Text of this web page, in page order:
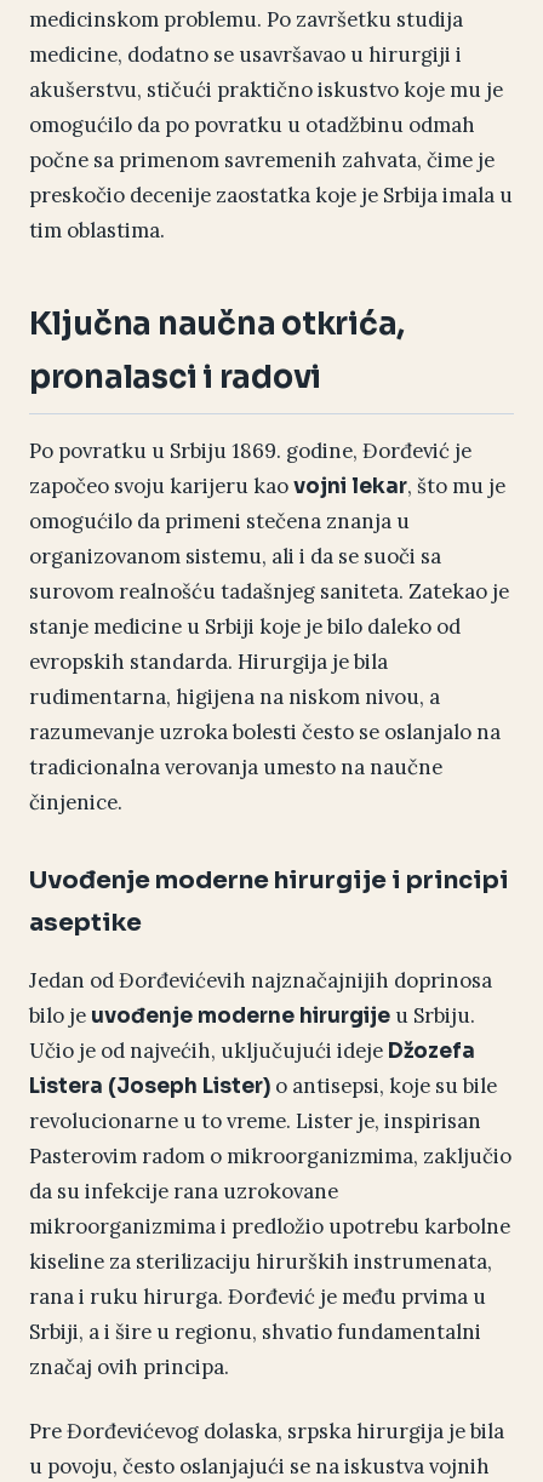
medicinskom problemu. Po završetku studija
medicine, dodatno se usavršavao u hirurgiji i
akušerstvu, stičući praktično iskustvo koje mu je
omogućilo da po povratku u otadžbinu odmah
počne sa primenom savremenih zahvata, čime je
preskočio decenije zaostatka koje je Srbija imala u
tim oblastima.
Ključna naučna otkrića,
pronalasci i radovi
Po povratku u Srbiju 1869. godine, Đorđević je
započeo svoju karijeru kaovojni lekar, što mu je
omogućilo da primeni stečena znanja u
organizovanom sistemu, ali i da se suoči sa
surovom realnošću tadašnjeg saniteta. Zatekao je
stanje medicine u Srbiji koje je bilo daleko od
evropskih standarda. Hirurgija je bila
rudimentarna, higijena na niskom nivou, a
razumevanje uzroka bolesti često se oslanjalo na
tradicionalna verovanja umesto na naučne
činjenice.
Uvođenje moderne hirurgije i principi
aseptike
Jedan od Đorđevićevih najznačajnijih doprinosa
bilo je uvođenje moderne hirurgije u Srbiju.
Učio je od najvećih, uključujući ideje Džozefa
Listera (Joseph Lister) o antisepsi, koje su bile
revolucionarne u to vreme. Lister je, inspirisan
Pasterovim radom o mikroorganizmima, zaključio
da su infekcije rana uzrokovane
mikroorganizmima i predložio upotrebu karbolne
kiseline za sterilizaciju hirurških instrumenata,
rana i ruku hirurga. Đorđević je među prvima u
Srbiji, a i šire u regionu, shvatio fundamentalni
značaj ovih principa.
Pre Đorđevićevog dolaska, srpska hirurgija je bila
u povoju, često oslanjajući se na iskustva vojnih